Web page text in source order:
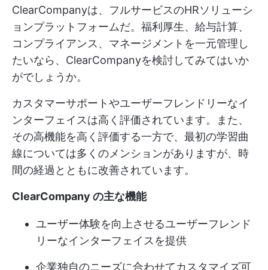
ClearCompanyは、フルサービスのHRソリューシ
ョンプラットフォームだ。福利厚生、給与計算、
コンプライアンス、マネージメントを一元管理し
たいなら、ClearCompanyを検討してみてはいか
がでしょうか。
カスタマーサポートやユーザーフレンドリーなイ
ンターフェイスは高く評価されています。また、
その高機能を高く評価する一方で、最初の学習曲
線については多くのメンションがありますが、時
間の経過とともに改善されています。
ClearCompany の主な機能
ユーザー体験を向上させるユーザーフレンド
リーなインターフェイスを提供
企業独自のニーズに合わせてカスタマイズ可